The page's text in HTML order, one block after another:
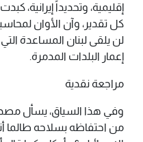
إقليمية، وتحديداً إيرانية،
كل تقدير، وآن الأوان
لن يلقى لبنان المساعدة
إعمار البلدات المدمرة.
مراجعة نقدية
وفي هذا السياق، يسأل
من احتفاظه بسلاحه طالما